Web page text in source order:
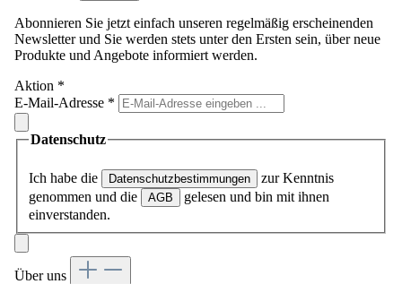
Abonnieren Sie jetzt einfach unseren regelmäßig erscheinenden
Newsletter und Sie werden stets unter den Ersten sein, über neue
Produkte und Angebote informiert werden.
Aktion *
E-Mail-Adresse *
Datenschutz
Ich habe die Datenschutzbestimmungen
zur Kenntnis
genommen und die
AGB
gelesen und bin mit ihnen
einverstanden.
Über uns